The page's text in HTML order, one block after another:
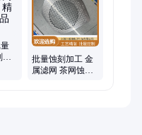
不锈钢尺子、拉丝压铸
尺子
无
批量蚀刻加工 金
属滤网 茶网蚀刻